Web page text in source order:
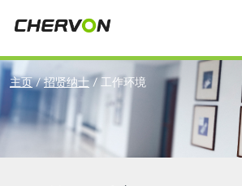
关于泉峰
全球业务
招贤纳士
You
are
here
主页/招贤纳士 / 工作环境